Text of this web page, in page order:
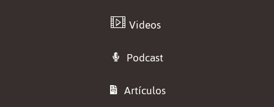
Videos
Podcast
Artículos